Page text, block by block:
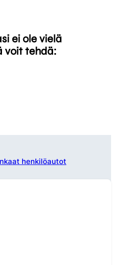
ei ole vielä
voit tehdä:
henkilöautot